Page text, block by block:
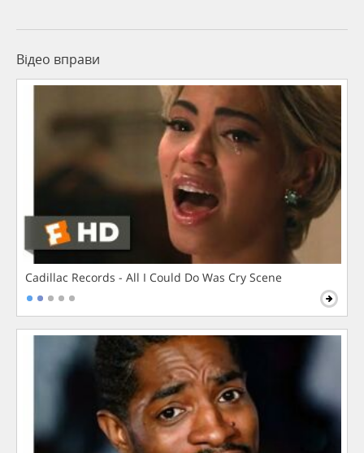
Відео вправи
Cadillac Records - All I Could Do Was Cry Scene